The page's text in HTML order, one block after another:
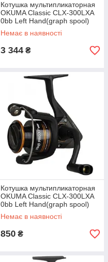
Котушка мультипликаторная
OKUMA Classic CLX-300LXA
0bb Left Hand(graph spool)
Немає в наявності
3 344 ₴
Котушка мультипликаторная
OKUMA Classic CLX-300LXA
0bb Left Hand(graph spool)
Немає в наявності
850 ₴